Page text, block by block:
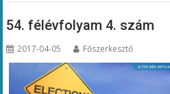
54. félévfolyam 4. szám
2017-04-05 Főszerkesztő